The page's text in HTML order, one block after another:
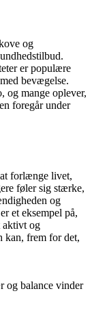
og
er populære
bevægelse.
og mange oplever,
foregår under
forlænge livet,
føler sig stærke,
og
et eksempel på,
aktivt og
kan, frem for det,
og balance vinder